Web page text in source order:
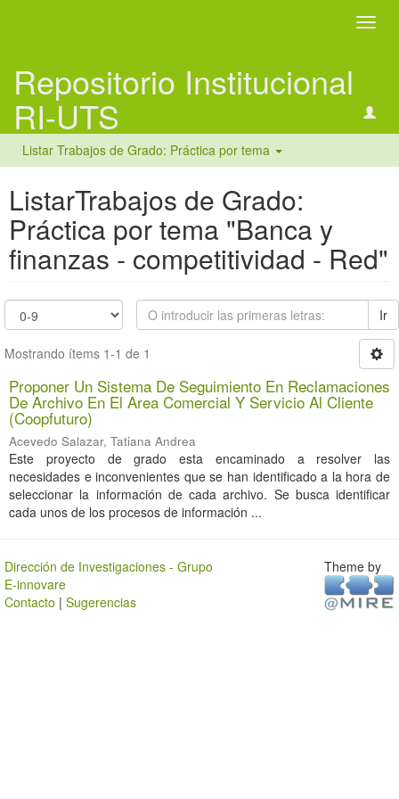
Repositorio Institucional
RI-UTS
Listar Trabajos de Grado: Práctica por tema
ListarTrabajos de Grado:
Práctica por tema "Banca y
finanzas - competitividad - Red"
Ir
Mostrando ítems 1-1 de 1
Proponer Un Sistema De Seguimiento En Reclamaciones
De Archivo En El Area Comercial Y Servicio Al Cliente
(Coopfuturo)
Acevedo Salazar, Tatiana Andrea
Este proyecto de grado esta encaminado a resolver las
necesidades e inconvenientes que se han identificado a la hora de
seleccionar la información de cada archivo. Se busca identificar
cada unos de los procesos de información ...
Dirección de Investigaciones - Grupo
E-innovare
Contacto | Sugerencias
Theme by